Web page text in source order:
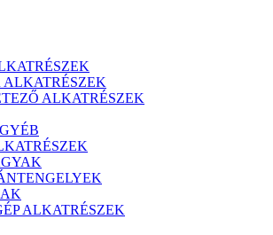
ALKATRÉSZEK
ALKATRÉSZEK
ALKATRÉSZEK